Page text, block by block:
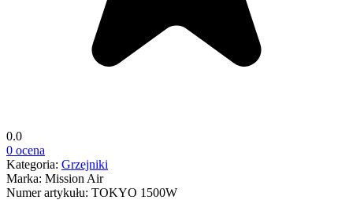
0.0
0 ocena
Kategoria: Grzejniki
Marka: Mission Air
Numer artykułu: TOKYO 1500W